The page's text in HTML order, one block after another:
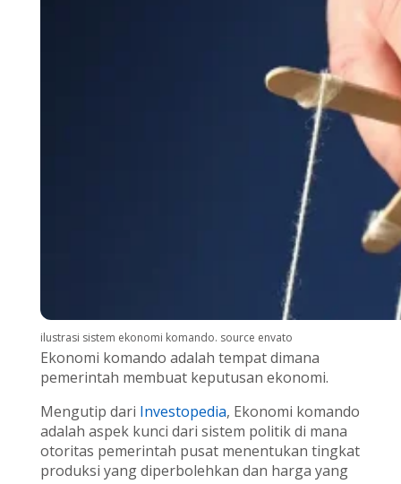
ilustrasi sistem ekonomi komando. source envato
Ekonomi komando adalah tempat dimana
pemerintah membuat keputusan ekonomi.
Mengutip dari Investopedia, Ekonomi komando
adalah aspek kunci dari sistem politik di mana
otoritas pemerintah pusat menentukan tingkat
produksi yang diperbolehkan dan harga yang